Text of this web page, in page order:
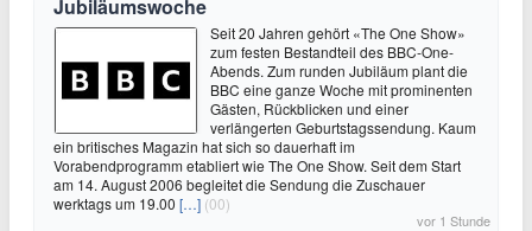
Jubiläumswoche
Seit 20 Jahren gehört «The One Show»
zum festen Bestandteil des BBC-One-
Abends. Zum runden Jubiläum plant die
BBC eine ganze Woche mit prominenten
Gästen, Rückblicken und einer
verlängerten Geburtstagssendung. Kaum
ein britisches Magazin hat sich so dauerhaft im
Vorabendprogramm etabliert wie The One Show. Seit dem Start
am 14. August 2006 begleitet die Sendung die Zuschauer
werktags um 19.00 […] (00)
vor 1 Stunde